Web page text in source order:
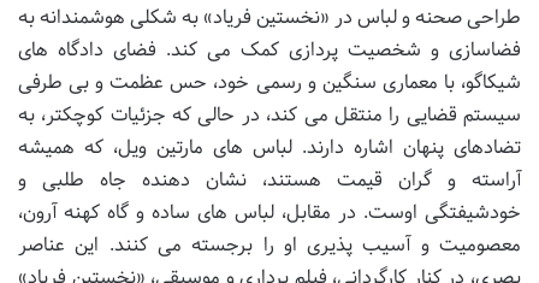
طراحی صحنه و لباس در «نخستین فریاد» به شکلی هوشمندانه به
فضاسازی و شخصیت پردازی کمک می کند. فضای دادگاه های
شیکاگو، با معماری سنگین و رسمی خود، حس عظمت و بی طرفی
سیستم قضایی را منتقل می کند، در حالی که جزئیات کوچکتر، به
تضادهای پنهان اشاره دارند. لباس های مارتین ویل، که همیشه
آراسته و گران قیمت هستند، نشان دهنده جاه طلبی و
خودشیفتگی اوست. در مقابل، لباس های ساده و گاه کهنه آرون،
معصومیت و آسیب پذیری او را برجسته می کنند. این عناصر